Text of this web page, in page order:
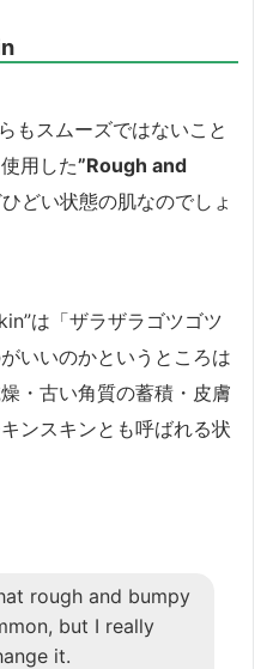
もスムーズではないこと
用した”Rough and
どい状態の肌なのでしょ
は「ザラザラゴツゴツ
いいのかというところは
・古い角質の蓄積・皮膚
ンスキンとも呼ばれる状
rough and bumpy
but I really
it.